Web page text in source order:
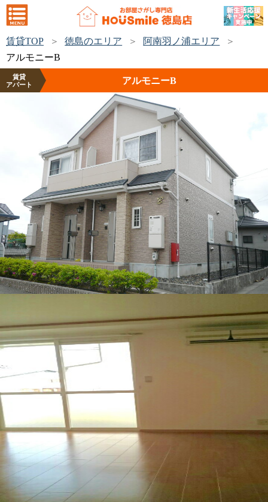
賃貸TOP 徳島のエリア
阿南羽ノ浦エリア
アルモニーB
賃貸
アパート
アルモニーB